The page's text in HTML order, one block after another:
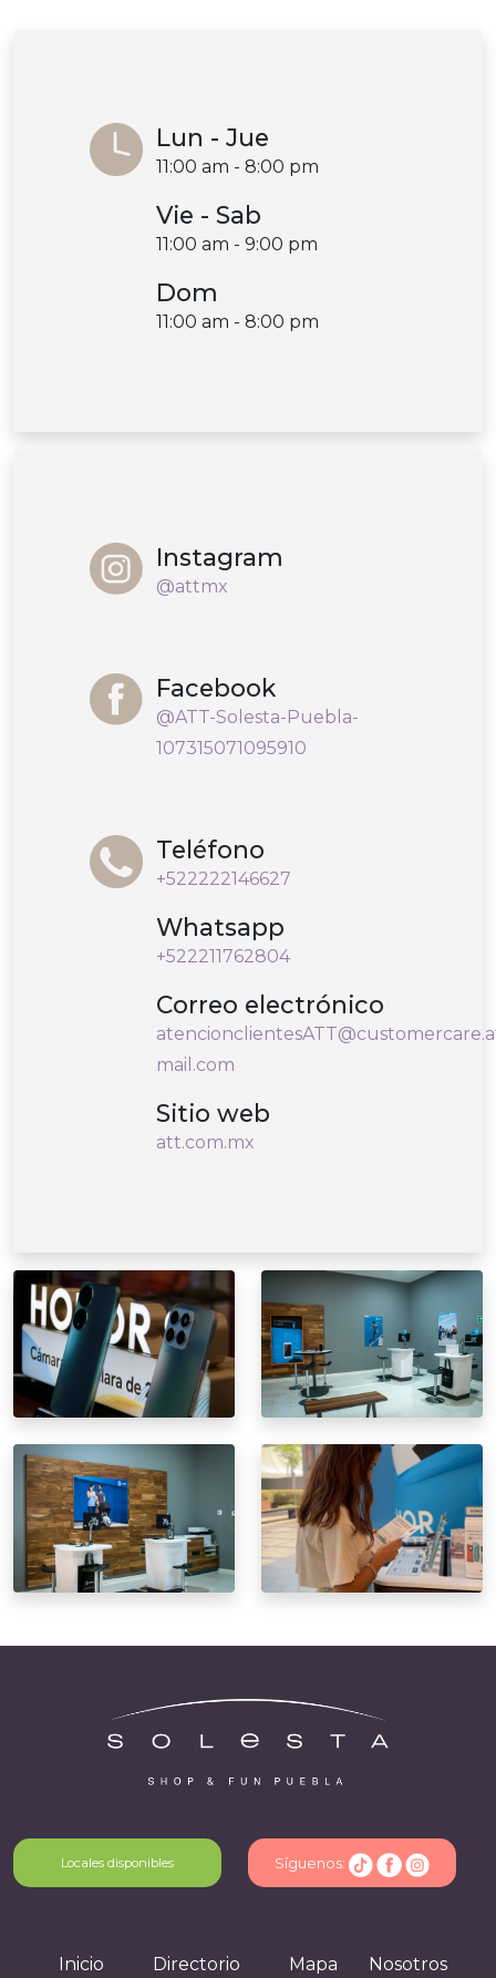
Lun - Jue
11:00 am - 8:00 pm
Vie - Sab
11:00 am - 9:00 pm
Dom
11:00 am - 8:00 pm
Instagram
@attmx
Facebook
@ATT-Solesta-Puebla-
107315071095910
Teléfono
+522222146627
Whatsapp
+522211762804
Correo electrónico
mail.com
Sitio web
att.com.mx
Locales disponibles Síguenos:
Inicio Directorio Mapa Nosotros